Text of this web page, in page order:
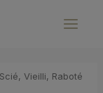
Vieilli, Raboté